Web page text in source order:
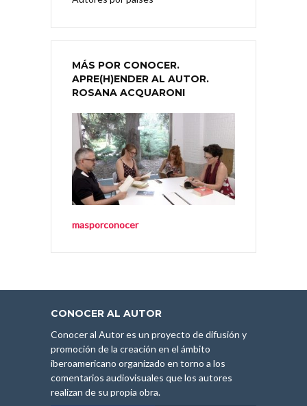
MÁS POR CONOCER.
APRE(H)ENDER AL AUTOR.
ROSANA ACQUARONI
masporconocer
CONOCER AL AUTOR
Conocer al Autor es un proyecto de difusión y
promoción de la creación en el ámbito
iberoamericano organizado en torno a los
comentarios audiovisuales que los autores
realizan de su propia obra.